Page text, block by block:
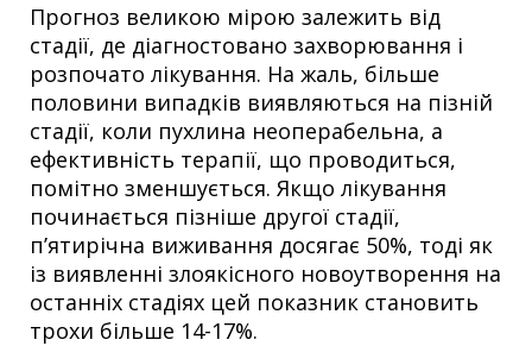
Прогноз великою мірою залежить від
стадії, де діагностовано захворювання і
розпочато лікування. На жаль, більше
половини випадків виявляються на пізній
стадії, коли пухлина неоперабельна, а
ефективність терапії, що проводиться,
помітно зменшується. Якщо лікування
починається пізніше другої стадії,
п’ятирічна виживання досягає 50%, тоді як
із виявленні злоякісного новоутворення на
останніх стадіях цей показник становить
трохи більше 14-17%.